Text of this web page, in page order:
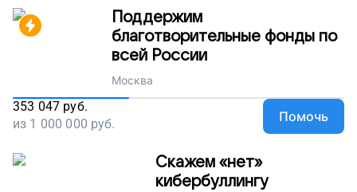
Поддержим
благотворительные фонды по
всей России
Москва
353 047 руб.
из 1 000 000 руб. Помочь
Скажем «нет»
кибербуллингу